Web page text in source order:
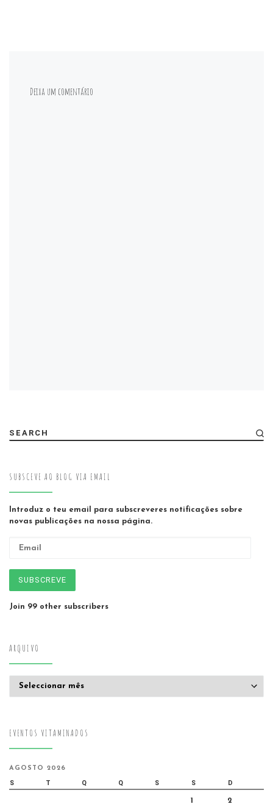
Deixa um comentário
SEARCH
SUBSCEVE AO BLOG VIA EMAIL
Introduz o teu email para subscreveres notificações sobre
novas publicações na nossa página.
SUBSCREVE
Join 99 other subscribers
ARQUIVO
EVENTOS VITAMINADOS
AGOSTO 2026
S T Q Q S S D
1 2